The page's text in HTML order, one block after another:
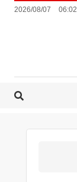
06:02
2026/08/07